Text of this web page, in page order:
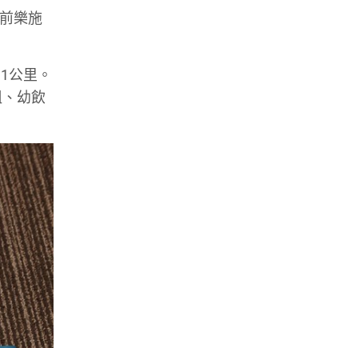
樂施
公里。
幼飲